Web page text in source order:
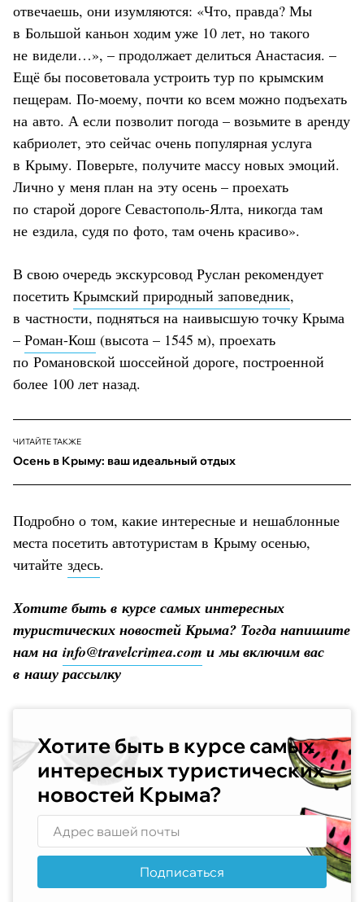
отвечаешь, они изумляются: «Что, правда? Мы
в Большой каньон ходим уже 10 лет, но такого
не видели…», – продолжает делиться Анастасия. –
Ещё бы посоветовала устроить тур по крымским
пещерам. По-моему, почти ко всем можно подъехать
на авто. А если позволит погода – возьмите в аренду
кабриолет, это сейчас очень популярная услуга
в Крыму. Поверьте, получите массу новых эмоций.
Лично у меня план на эту осень – проехать
по старой дороге Севастополь-Ялта, никогда там
не ездила, судя по фото, там очень красиво».
В свою очередь экскурсовод Руслан рекомендует
посетить Крымский природный заповедник,
в частности, подняться на наивысшую точку Крыма
– Роман-Кош (высота – 1545 м), проехать
по Романовской шоссейной дороге, построенной
более 100 лет назад.
ЧИТАЙТЕ ТАКЖЕ
Осень в Крыму: ваш идеальный отдых
Подробно о том, какие интересные и нешаблонные
места посетить автотуристам в Крыму осенью,
читайте здесь.
Хотите быть в курсе самых интересных
туристических новостей Крыма? Тогда напишите
нам на info@travelcrimea.com и мы включим вас
в нашу рассылку
Хотите быть в курсе самых
интересных туристических
новостей Крыма?
Подписаться